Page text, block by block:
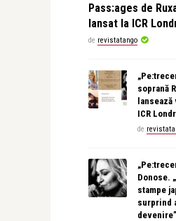
Pass:ages de
lansat la ICR
de revistatango
soprană
ICR
de
Donose.
stampe
surprind
devenire”